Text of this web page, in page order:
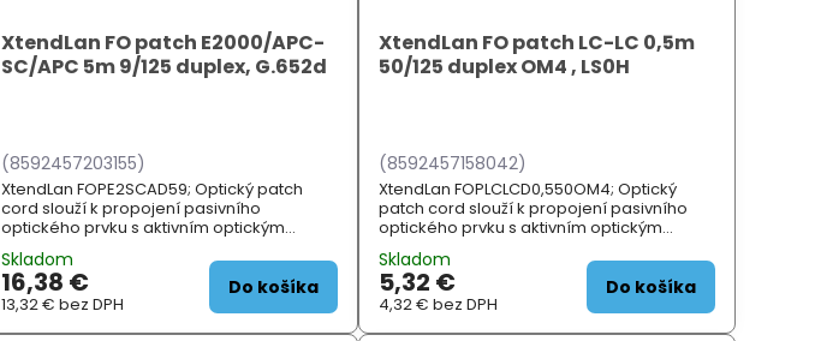
XtendLan FO patch E2000/APC-
SC/APC 5m 9/125 duplex, G.652d
(8592457203155)
XtendLan FOPE2SCAD59; Optický patch
cord slouží k propojení pasivního
optického prvku s aktivním optickým
singlemode (G.652d); S...
Skladom
16,38 €
13,32 €bez DPH
Do košíka
XtendLan FO patch LC-LC 0,5m
50/125 duplex OM4 , LS0H
(8592457158042)
XtendLan FOPLCLCD0,550OM4; Optický
patch cord slouží k propojení pasivního
optického prvku s aktivním optickým
SPECIFIKACE; Typ vlákna: multimod...
Skladom
5,32 €
4,32 €bez DPH
Do košíka